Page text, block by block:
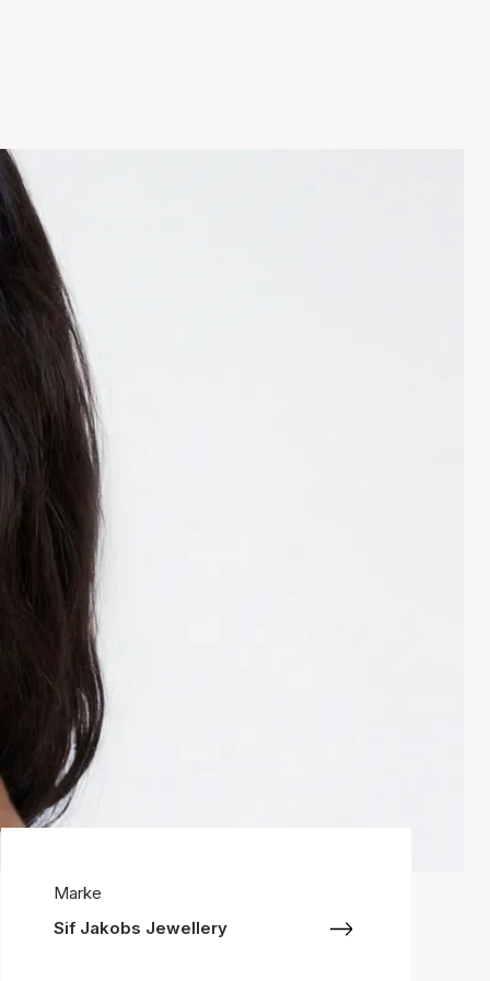
Marke
Sif Jakobs Jewellery